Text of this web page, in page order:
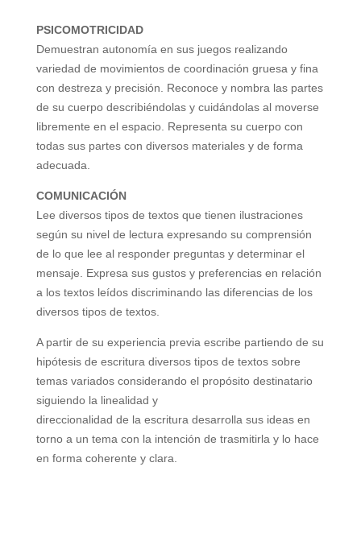
PSICOMOTRICIDAD
Demuestran autonomía en sus juegos realizando
variedad de movimientos de coordinación gruesa y fina
con destreza y precisión. Reconoce y nombra las partes
de su cuerpo describiéndolas y cuidándolas al moverse
libremente en el espacio. Representa su cuerpo con
todas sus partes con diversos materiales y de forma
adecuada.
COMUNICACIÓN
Lee diversos tipos de textos que tienen ilustraciones
según su nivel de lectura expresando su comprensión
de lo que lee al responder preguntas y determinar el
mensaje. Expresa sus gustos y preferencias en relación
a los textos leídos discriminando las diferencias de los
diversos tipos de textos.
A partir de su experiencia previa escribe partiendo de su
hipótesis de escritura diversos tipos de textos sobre
temas variados considerando el propósito destinatario
siguiendo la linealidad y
direccionalidad de la escritura desarrolla sus ideas en
torno a un tema con la intención de trasmitirla y lo hace
en forma coherente y clara.